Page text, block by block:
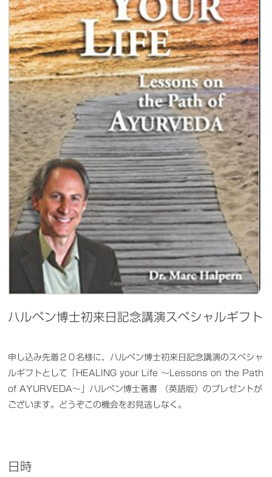
ハルペン博士初来日記念講演スペシャルギフト
申し込み先着２０名様に、ハルペン博士初来日記念講演のスペシャ
ルギフトとして「HEALING your Life 〜Lessons on the Path
of AYURVEDA〜」ハルペン博士著書 （英語版）のプレゼントが
ございます。どうぞこの機会をお見逃しなく。
日時